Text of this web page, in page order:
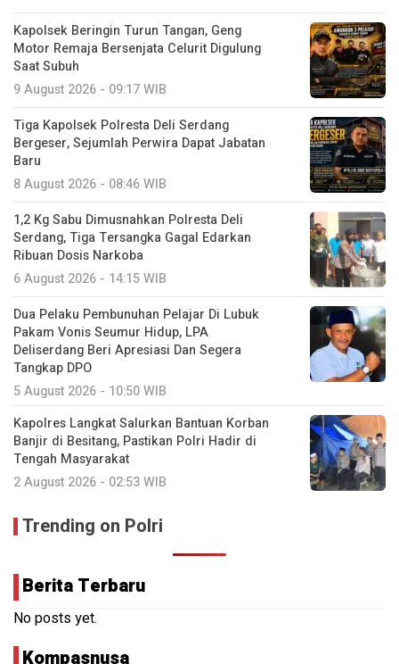
Kapolsek Beringin Turun Tangan, Geng
Motor Remaja Bersenjata Celurit Digulung
Saat Subuh
9 August 2026 - 09:17 WIB
Tiga Kapolsek Polresta Deli Serdang
Bergeser, Sejumlah Perwira Dapat Jabatan
Baru
8 August 2026 - 08:46 WIB
1,2 Kg Sabu Dimusnahkan Polresta Deli
Serdang, Tiga Tersangka Gagal Edarkan
Ribuan Dosis Narkoba
6 August 2026 - 14:15 WIB
Dua Pelaku Pembunuhan Pelajar Di Lubuk
Pakam Vonis Seumur Hidup, LPA
Deliserdang Beri Apresiasi Dan Segera
Tangkap DPO
5 August 2026 - 10:50 WIB
Kapolres Langkat Salurkan Bantuan Korban
Banjir di Besitang, Pastikan Polri Hadir di
Tengah Masyarakat
2 August 2026 - 02:53 WIB
Trending on Polri
Berita Terbaru
No posts yet.
Kompasnusa